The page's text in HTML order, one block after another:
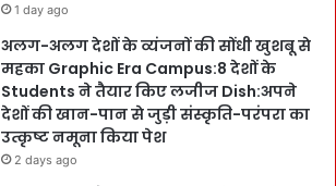
1 day ago
अलग-अलग देशों के व्यंजनों की सोंधी खुशबू से
महका Graphic Era Campus:8 देशों के
Students ने तैयार किए लजीज Dish:अपने
देशों की खान-पान से जुड़ी संस्कृति-परंपरा का
उत्कृष्ट नमूना किया पेश
2 days ago